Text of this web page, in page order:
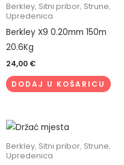
Berkley, Sitni pribor, Strune,
Upredenica
Berkley X9 0.20mm 150m
20.6Kg
24,00 €
DODAJ U KOŠARICU
Berkley, Sitni pribor, Strune,
Upredenica